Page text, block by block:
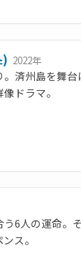
) 2022年
済州島を舞
ドラマ。
6人の運命。
ス。